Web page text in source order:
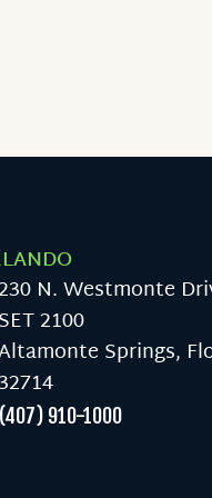
N. Westmonte
SET 2100
Springs,
(407) 910-1000